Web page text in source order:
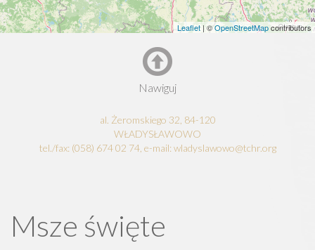
Leaflet | ©OpenStreetMapcontributors
Nawiguj
al. Żeromskiego 32, 84-120
WŁADYSŁAWOWO
tel./fax: (058) 674 02 74, e-mail: wladyslawowo@tchr.org
Msze święte